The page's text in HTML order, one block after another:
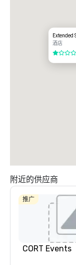
Extended
酒店
1/5
附近的供应商
推广
CORT Events